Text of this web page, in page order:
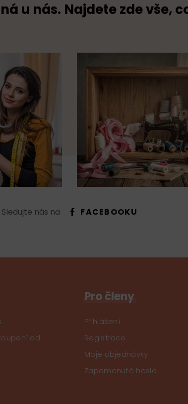
u nás. Najdete zde vše,
Sledujte nás na FACEBOOKU
od
Pro členy
Přihlášení
Registrace
Moje objednávky
Zapomenuté heslo